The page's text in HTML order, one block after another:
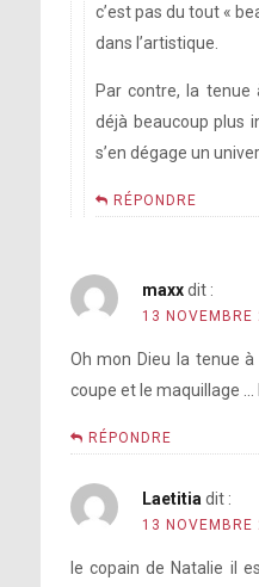
c’est pas du tout «
dans l’artistique.
Par contre, la tenue
déjà beaucoup plus
s’en dégage un
RÉPONDRE
maxx dit :
13
Oh mon Dieu la tenue
coupe et le maquillage …
RÉPONDRE
Laetitia dit :
13
le copain de Natalie il